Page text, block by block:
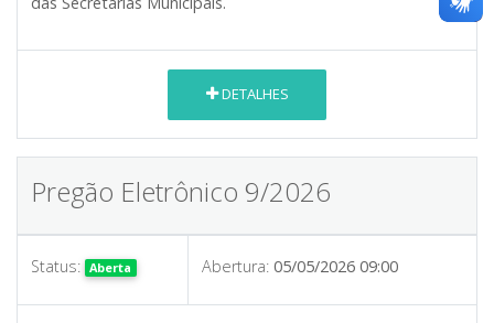
DETALHES
Pregão Eletrônico 9/2026
Status: Aberta Abertura: 05/05/2026 09:00